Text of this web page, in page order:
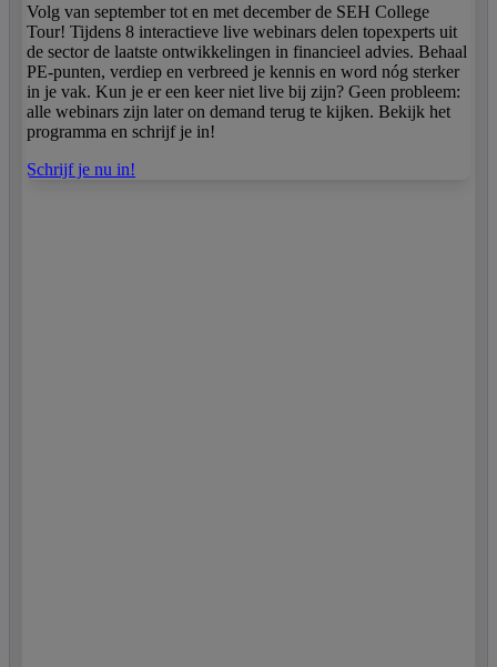
Volg van september tot en met december de SEH College
Tour! Tijdens 8 interactieve live webinars delen topexperts uit
de sector de laatste ontwikkelingen in financieel advies. Behaal
PE-punten, verdiep en verbreed je kennis en word nóg sterker
in je vak. Kun je er een keer niet live bij zijn? Geen probleem:
alle webinars zijn later on demand terug te kijken. Bekijk het
programma en schrijf je in!
Schrijf je nu in!